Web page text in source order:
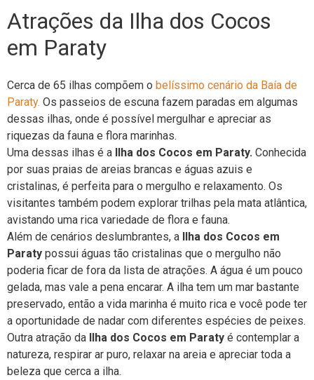
Atrações da Ilha dos Cocos
em Paraty
Cerca de 65 ilhas compõem o belíssimo cenário da Baía de
Paraty. Os passeios de escuna fazem paradas em algumas
dessas ilhas, onde é possível mergulhar e apreciar as
riquezas da fauna e flora marinhas.
Uma dessas ilhas é a Ilha dos Cocos em Paraty. Conhecida
por suas praias de areias brancas e águas azuis e
cristalinas, é perfeita para o mergulho e relaxamento. Os
visitantes também podem explorar trilhas pela mata atlântica,
avistando uma rica variedade de flora e fauna.
Além de cenários deslumbrantes, a Ilha dos Cocos em
Paraty possui águas tão cristalinas que o mergulho não
poderia ficar de fora da lista de atrações. A água é um pouco
gelada, mas vale a pena encarar. A ilha tem um mar bastante
preservado, então a vida marinha é muito rica e você pode ter
a oportunidade de nadar com diferentes espécies de peixes.
Outra atração da Ilha dos Cocos em Paraty é contemplar a
natureza, respirar ar puro, relaxar na areia e apreciar toda a
beleza que cerca a ilha.